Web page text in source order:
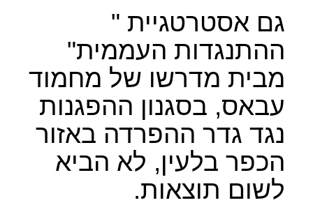
גם אסטרטגיית "
ההתנגדות העממית"
מבית מדרשו של מחמוד
עבאס, בסגנון ההפגנות
נגד גדר ההפרדה באזור
הכפר בלעין, לא הביא
לשום תוצאות.